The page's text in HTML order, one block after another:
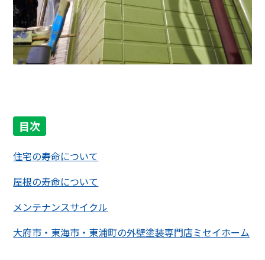
目次
住宅の寿命について
屋根の寿命について
メンテナンスサイクル
大府市・東海市・東浦町の外壁塗装専門店ミセイホーム